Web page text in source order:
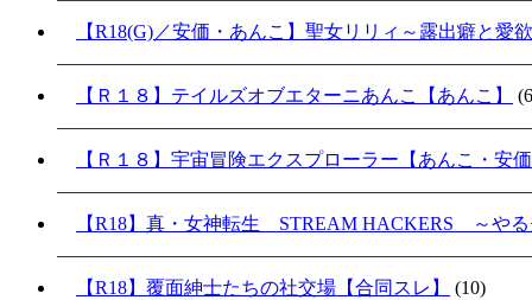
【R18(G)／安価・あんこ】聖女リリィ～露出癖と愛
【Ｒ１８】テイルズオブエターニあんこ【あんこ】
【Ｒ１８】宇宙冒険エクスプローラー【あんこ・安
【R18】真・女神転生 STREAM HACKERS ～や
【R18】覆面紳士たちの社交場【合同スレ】 (10)